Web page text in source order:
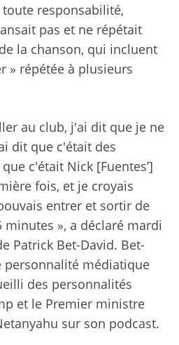
responsabilité,
pas et ne répétait
la chanson, qui incluent
» répétée à plusieurs
au club, j'ai dit que je ne
dit que c'était des
c'était Nick [Fuentes’]
fois, et je croyais
entrer et sortir de
minutes », a déclaré mardi
Patrick Bet-David. Bet-
personnalité médiatique
des personnalités
et le Premier ministre
sur son podcast.